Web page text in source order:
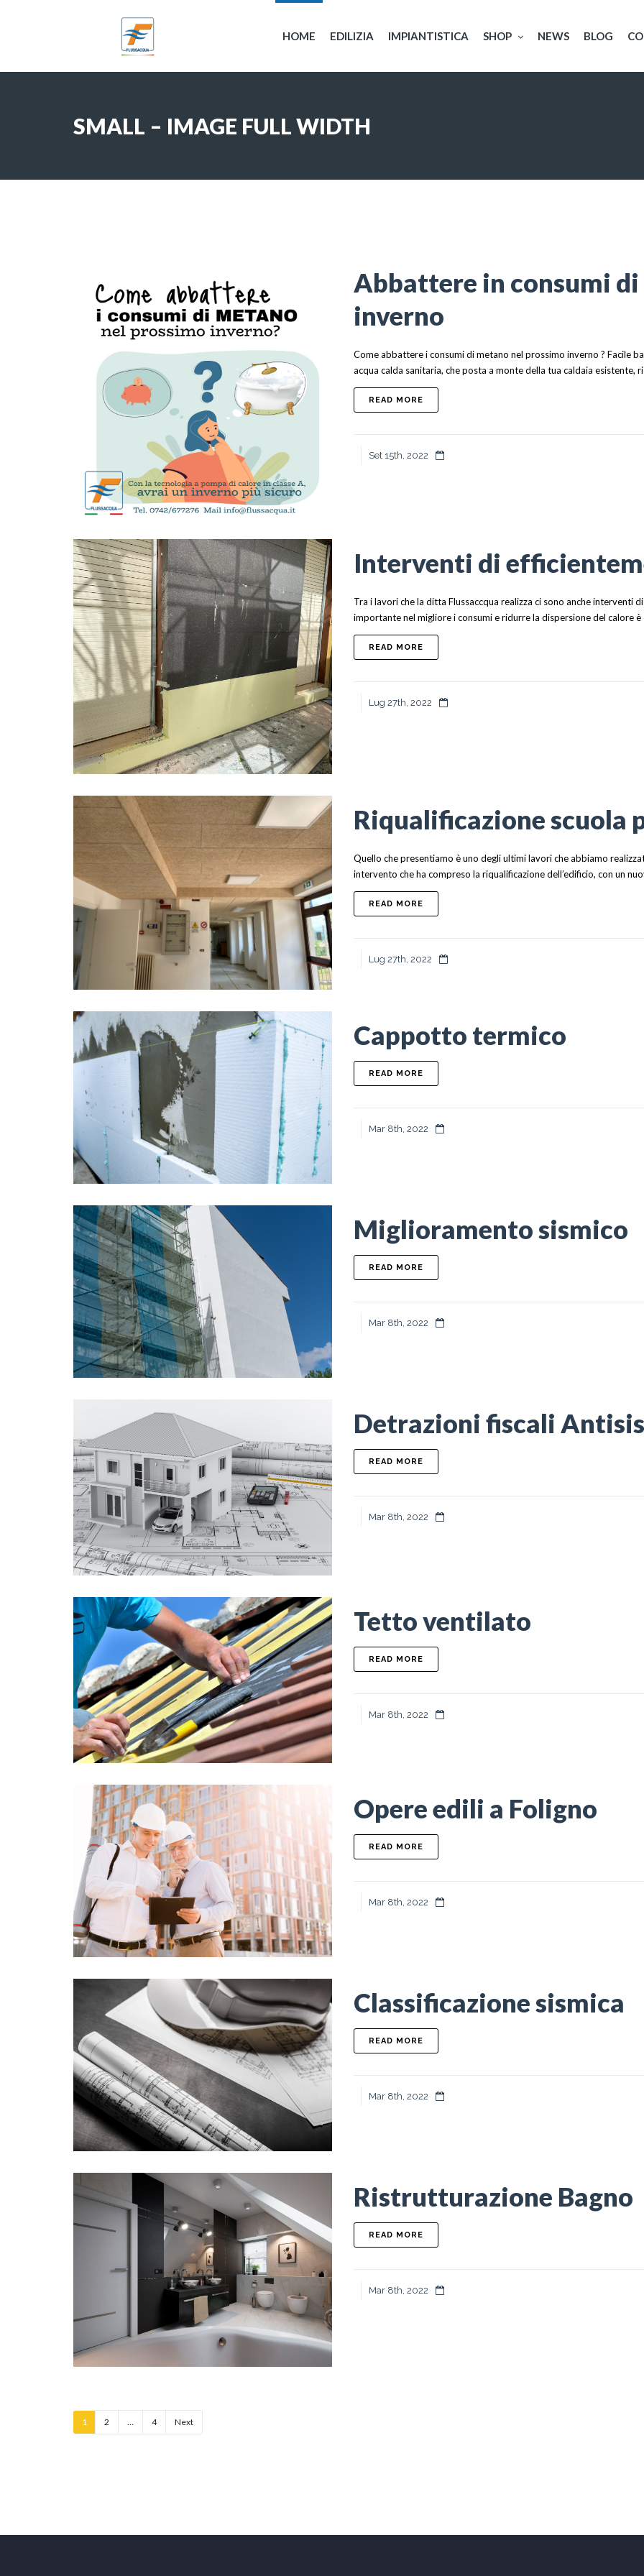
HOME EDILIZIA IMPIANTISTICA SHOP NEWS BLOG
SMALL – IMAGE FULL WIDTH
Abbattere in consumi
inverno
Come abbattere i consumi di metano nel prossimo inverno ? Facile
acqua calda sanitaria, che posta a monte della tua caldaia esistente,
READ MORE
Set 15th, 2022
Interventi di
Tra i lavori che la ditta Flussaccqua realizza ci sono anche interventi
importante nel migliore i consumi e ridurre la dispersione del calore
READ MORE
Lug 27th, 2022
Riqualificazione scuola
Quello che presentiamo è uno degli ultimi lavori che abbiamo
intervento che ha compreso la riqualificazione dell’edificio, con un
READ MORE
Lug 27th, 2022
Cappotto termico
READ MORE
Mar 8th, 2022
Miglioramento sismico
READ MORE
Mar 8th, 2022
Detrazioni fiscali
READ MORE
Mar 8th, 2022
Tetto ventilato
READ MORE
Mar 8th, 2022
Opere edili a Foligno
READ MORE
Mar 8th, 2022
Classificazione sismica
READ MORE
Mar 8th, 2022
Ristrutturazione Bagno
READ MORE
Mar 8th, 2022
1 2 … 4 Next